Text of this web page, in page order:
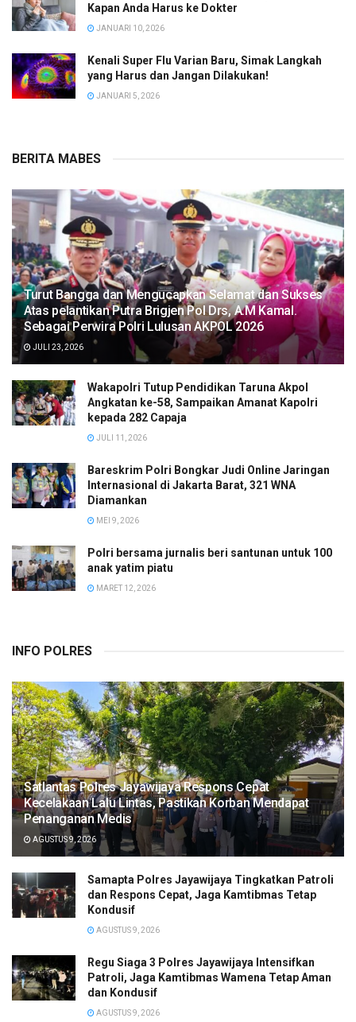
Kapan Anda Harus ke Dokter
JANUARI 10, 2026
Kenali Super Flu Varian Baru, Simak Langkah
yang Harus dan Jangan Dilakukan!
JANUARI 5, 2026
BERITA MABES
Turut Bangga dan Mengucapkan Selamat dan Sukses
Atas pelantikan Putra Brigjen Pol Drs, A.M Kamal.
Sebagai Perwira Polri Lulusan AKPOL 2026
JULI 23, 2026
Wakapolri Tutup Pendidikan Taruna Akpol
Angkatan ke-58, Sampaikan Amanat Kapolri
kepada 282 Capaja
JULI 11, 2026
Bareskrim Polri Bongkar Judi Online Jaringan
Internasional di Jakarta Barat, 321 WNA
Diamankan
MEI 9, 2026
Polri bersama jurnalis beri santunan untuk 100
anak yatim piatu
MARET 12, 2026
INFO POLRES
Satlantas Polres Jayawijaya Respons Cepat
Kecelakaan Lalu Lintas, Pastikan Korban Mendapat
Penanganan Medis
AGUSTUS 9, 2026
Samapta Polres Jayawijaya Tingkatkan Patroli
dan Respons Cepat, Jaga Kamtibmas Tetap
Kondusif
AGUSTUS 9, 2026
Regu Siaga 3 Polres Jayawijaya Intensifkan
Patroli, Jaga Kamtibmas Wamena Tetap Aman
dan Kondusif
AGUSTUS 9, 2026